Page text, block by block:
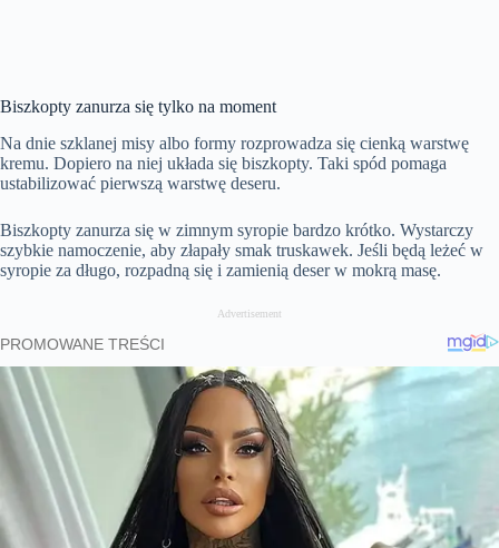
Biszkopty zanurza się tylko na moment
Na dnie szklanej misy albo formy rozprowadza się cienką warstwę
kremu. Dopiero na niej układa się biszkopty. Taki spód pomaga
ustabilizować pierwszą warstwę deseru.
Biszkopty zanurza się w zimnym syropie bardzo krótko. Wystarczy
szybkie namoczenie, aby złapały smak truskawek. Jeśli będą leżeć w
syropie za długo, rozpadną się i zamienią deser w mokrą masę.
Advertisement